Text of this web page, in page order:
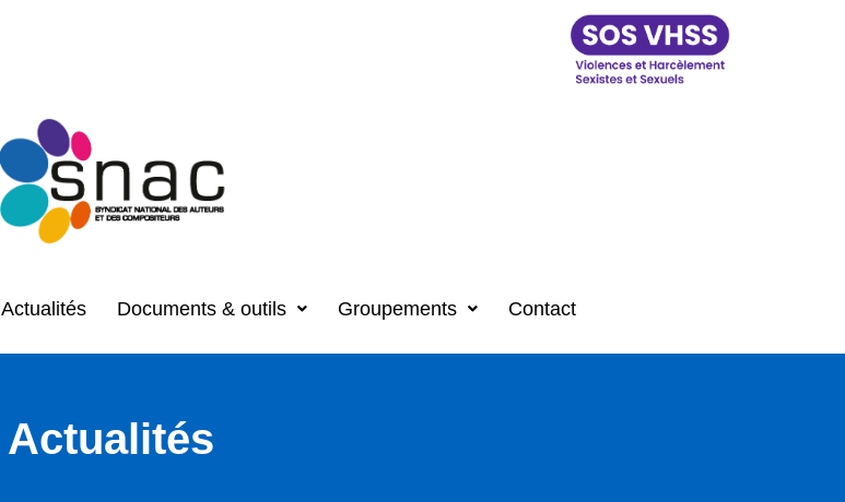
Actualités Documents & outils Groupements Contact
Actualités